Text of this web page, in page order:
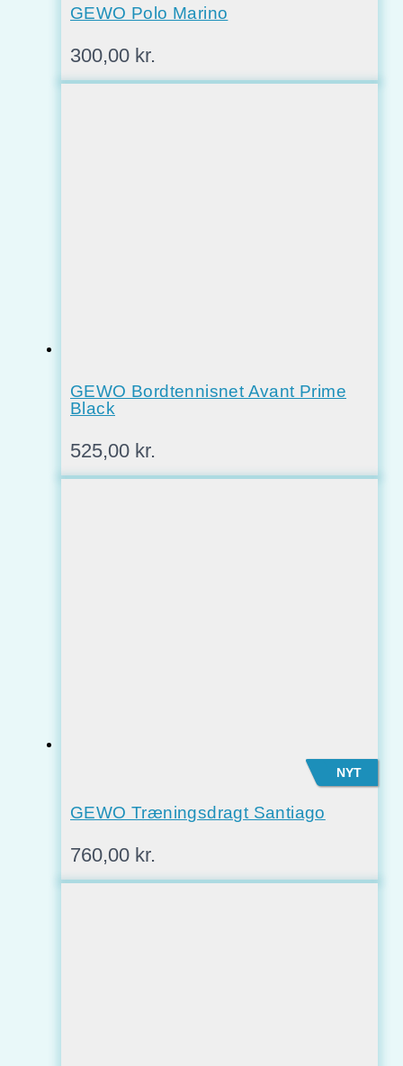
GEWO Polo Marino
300,00 kr.
GEWO Bordtennisnet Avant Prime
Black
525,00 kr.
NYT
GEWO Træningsdragt Santiago
760,00 kr.